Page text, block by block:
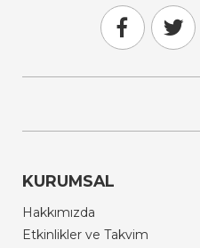
KURUMSAL
Hakkımızda
Etkinlikler ve Takvim